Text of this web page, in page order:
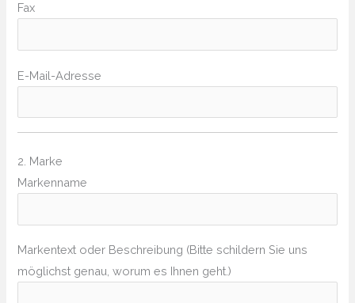
Fax
E-Mail-Adresse
2. Marke
Markenname
Markentext oder Beschreibung (Bitte schildern Sie uns
möglichst genau, worum es Ihnen geht.)